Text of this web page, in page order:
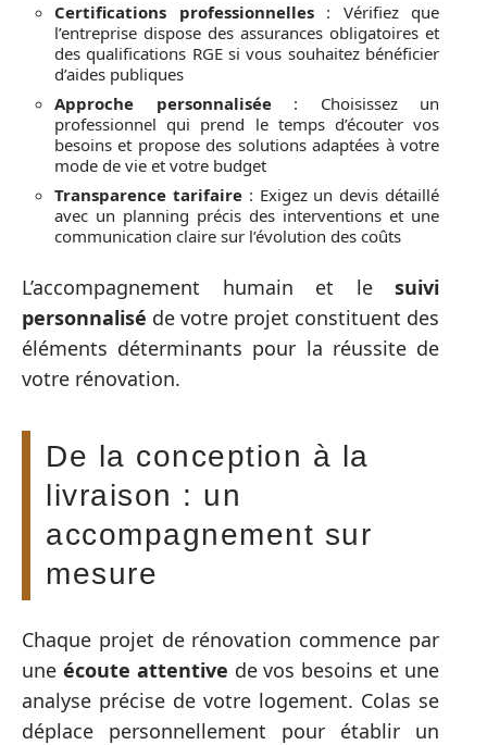
Certifications professionnelles: Vérifiez que
l’entreprise dispose des assurances obligatoires et
des qualifications RGE si vous souhaitez bénéficier
d’aides publiques
Approche personnalisée: Choisissez un
professionnel qui prend le temps d’écouter vos
besoins et propose des solutions adaptées à votre
mode de vie et votre budget
Transparence tarifaire: Exigez un devis détaillé
avec un planning précis des interventions et une
communication claire sur l’évolution des coûts
L’accompagnement humain et le suivi
personnalisé de votre projet constituent des
éléments déterminants pour la réussite de
votre rénovation.
De la conception à la
livraison : un
accompagnement sur
mesure
Chaque projet de rénovation commence par
une écoute attentive de vos besoins et une
analyse précise de votre logement. Colas se
déplace personnellement pour établir un